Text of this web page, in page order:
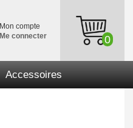
Mon compte
Me connecter
0
Accessoires